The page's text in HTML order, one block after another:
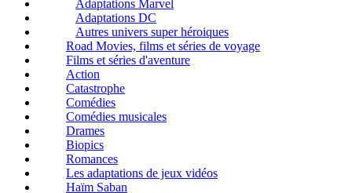
Adaptations Marvel
Adaptations DC
Autres univers super héroiques
Road Movies, films et séries de voyage
Films et séries d'aventure
Action
Catastrophe
Comédies
Comédies musicales
Drames
Biopics
Romances
Les adaptations de jeux vidéos
Haïm Saban